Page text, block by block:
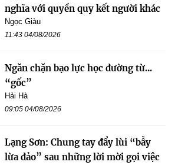
nghĩa với quyền quy kết người khác
Ngọc Giàu
11:43 04/08/2026
Ngăn chặn bạo lực học đường từ...
“gốc”
Hải Hà
09:05 04/08/2026
Lạng Sơn: Chung tay đẩy lùi “bẫy
lừa đảo” sau những lời mời gọi việc